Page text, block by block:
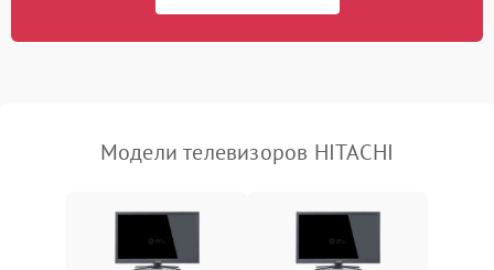
Модели телевизоров HITACHI